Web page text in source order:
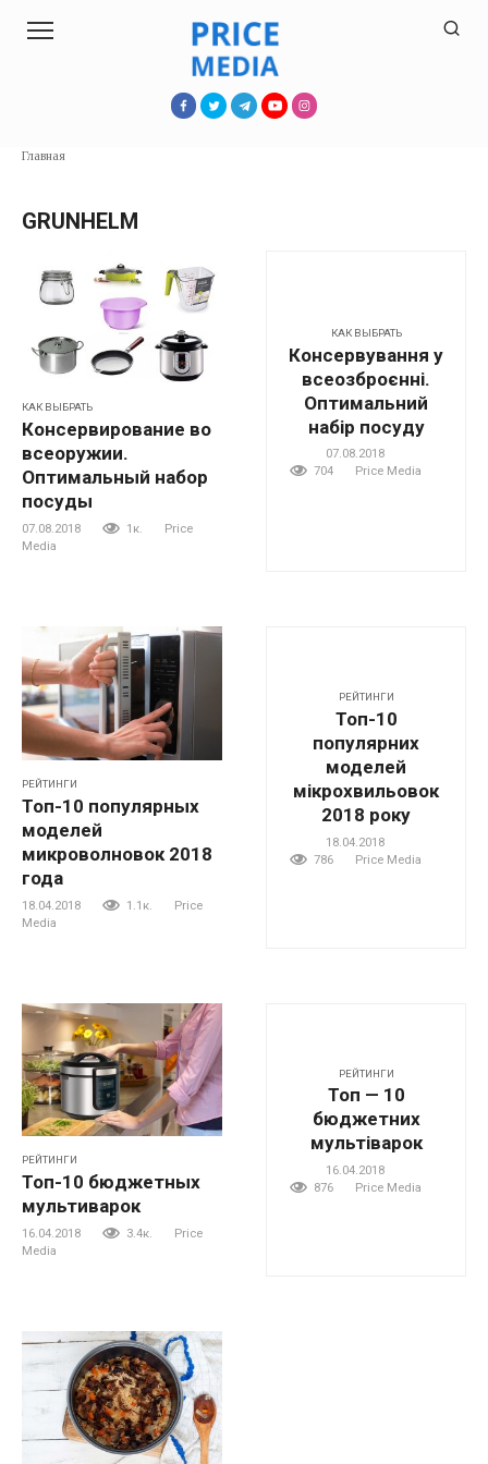
Главная
GRUNHELM
КАК ВЫБРАТЬ
Консервирование во
всеоружии.
Оптимальный набор
посуды
07.08.2018 1к.
Price
Media
КАК ВЫБРАТЬ
Консервування у
всеозброєнні.
Оптимальний
набір посуду
07.08.2018
704
Price Media
РЕЙТИНГИ
Топ-10 популярных
моделей
микроволновок 2018
года
18.04.2018 1.1к.
Price
Media
РЕЙТИНГИ
Топ-10
популярних
моделей
мікрохвильовок
2018 року
18.04.2018
786
Price Media
РЕЙТИНГИ
Топ-10 бюджетных
мультиварок
16.04.2018 3.4к.
Price
Media
РЕЙТИНГИ
Топ — 10
бюджетних
мультіварок
16.04.2018
876
Price Media